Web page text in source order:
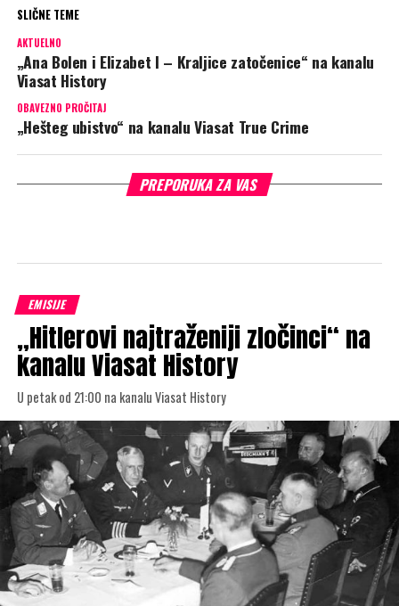
SLIČNE TEME
AKTUELNO
„Ana Bolen i Elizabet I – Kraljice zatočenice“ na kanalu
Viasat History
OBAVEZNO PROČITAJ
„Hešteg ubistvo“ na kanalu Viasat True Crime
PREPORUKA ZA VAS
EMISIJE
„Hitlerovi najtraženiji zločinci“ na
kanalu Viasat History
U petak od 21:00 na kanalu Viasat History